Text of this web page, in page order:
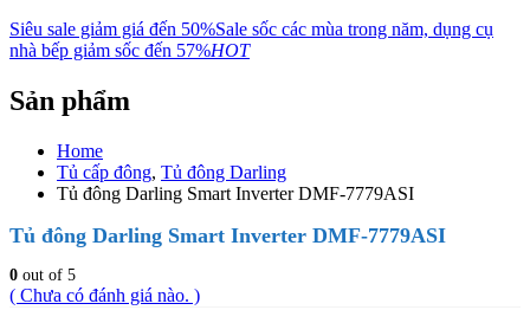
Siêu sale giảm giá đến 50%Sale sốc các mùa trong năm, dụng cụ
nhà bếp giảm sốc đến 57%HOT
Sản phẩm
Home
Tủ cấp đông, Tủ đông Darling
Tủ đông Darling Smart Inverter DMF-7779ASI
Tủ đông Darling Smart Inverter DMF-7779ASI
0 out of 5
( Chưa có đánh giá nào. )